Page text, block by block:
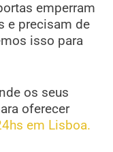
emperram
e precisam de
isso para
os seus
oferecer
em Lisboa.